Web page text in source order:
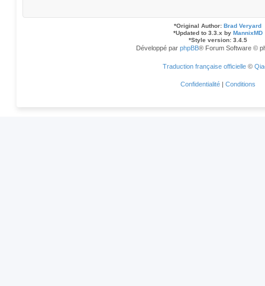
*Original Author: Brad Veryard
*Updated to 3.3.x by MannixMD
*Style version: 3.4.5
Développé par phpBB® Forum Software ©
Traduction française officielle©
Confidentialité | Conditions